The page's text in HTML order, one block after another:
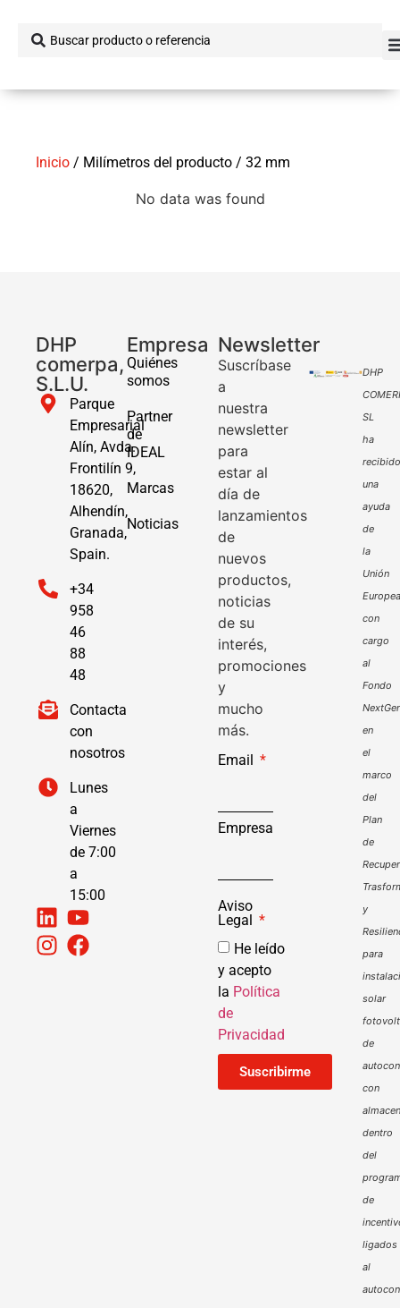
Inicio / Milímetros del producto / 32 mm
No data was found
DHP
comerpa,
S.L.U.
Parque
Empresarial
Alín, Avda.
Frontilín 9,
18620,
Alhendín,
Granada,
Spain.
+34
958
46
88
48
Contacta
con
nosotros
Lunes
a
Viernes
de 7:00
a
15:00
Empresa
Quiénes
somos
Partner
de
IDEAL
Marcas
Noticias
Newsletter
Suscríbase
a
nuestra
newsletter
para
estar al
día de
lanzamientos
de
nuevos
productos,
noticias
de su
interés,
promociones
y
mucho
más.
Email
Empresa
Aviso
Legal
He leído
y acepto
la Política
de
Privacidad
Suscribirme
DHP
SL
ha
recibido
una
ayuda
de
la
Unión
Europea
con
cargo
al
Fondo
en
el
marco
del
Plan
de
y
para
solar
de
con
dentro
del
de
ligados
al